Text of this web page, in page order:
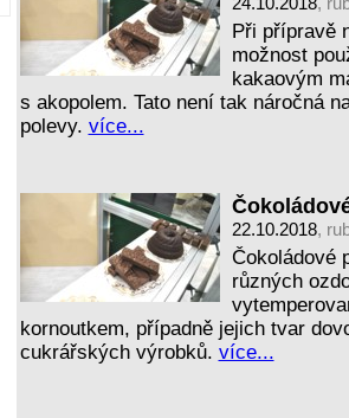
Při přípravě
možnost
kakaovým
s akopolem. Tato není tak náročná
polevy. více...
22.10.2018,
Čokoládové
různých
kornoutkem, případně jejich tvar
cukrářských výrobků. více...